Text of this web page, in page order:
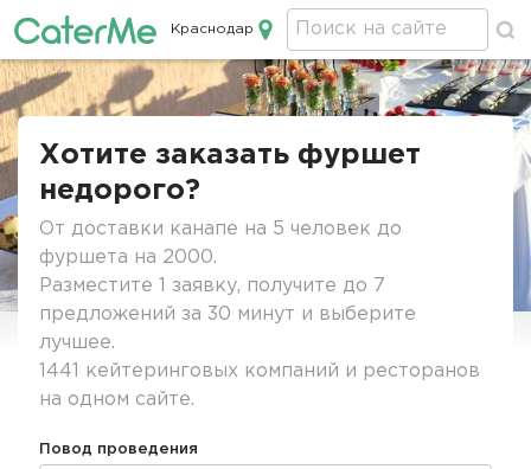
Кейтеринг в Краснодаре
Краснодар
Строка
Хотите заказать фуршет
недорого?
От доставки канапе на 5 человек до
фуршета на 2000.
Разместите 1 заявку, получите до 7
предложений за 30 минут и выберите
лучшее.
1441 кейтеринговых компаний и ресторанов
на одном сайте.
Повод проведения